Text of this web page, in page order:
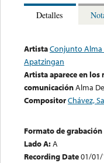
Detalles
ArtistaConjunto Alma
Apatzingan
Artista aparece en los
comunicaciónAlma
CompositorChávez,
Formato de grabación
Lado A:A
Recording Date01/